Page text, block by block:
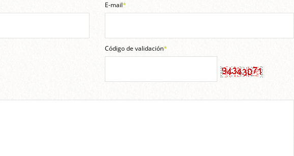
E-mail*
Código de validación*